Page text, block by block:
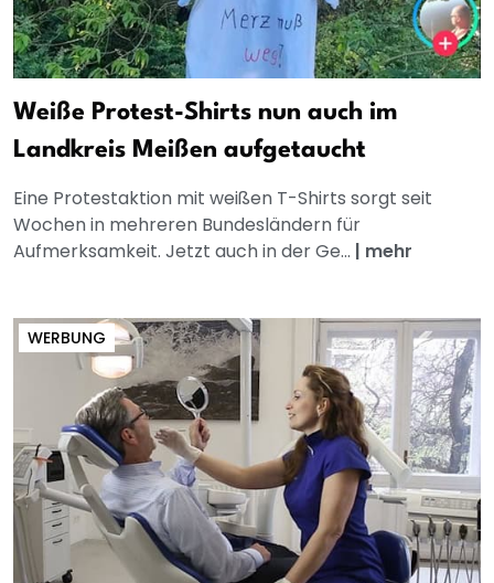
Weiße Protest-Shirts nun auch im
Landkreis Meißen aufgetaucht
Eine Protestaktion mit weißen T-Shirts sorgt seit
Wochen in mehreren Bundesländern für
Aufmerksamkeit. Jetzt auch in der Ge... | mehr
WERBUNG